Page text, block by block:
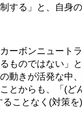
する」と、自身
ーボンニュート
ものではない」
動きが活発な中
とからも、「(ど
ることなく(対策